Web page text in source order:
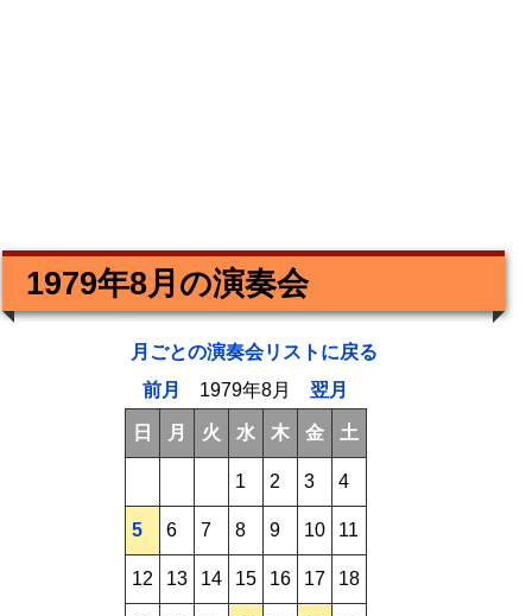
1979年8月の演奏会
月ごとの演奏会リストに戻る
前月
1979年8月翌月
日 月 火 水 木 金 土
1 2 3 4
5 6 7 8 9 10 11
12 13 14 15 16 17 18